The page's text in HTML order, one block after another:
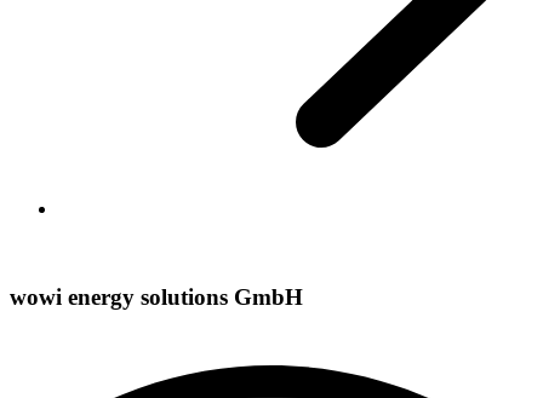
wowi energy solutions GmbH